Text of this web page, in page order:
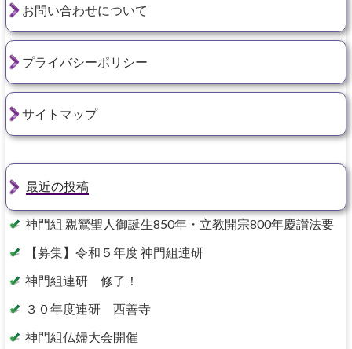
お問い合わせについて
プライバシーポリシー
サイトマップ
最近の投稿
神門組 親鸞聖人御誕生850年・立教開宗800年慶讃法要
【募集】令和５年度 神門組連研
神門組連研 修了！
３０年度連研 西善寺
神門組仏婦大会開催